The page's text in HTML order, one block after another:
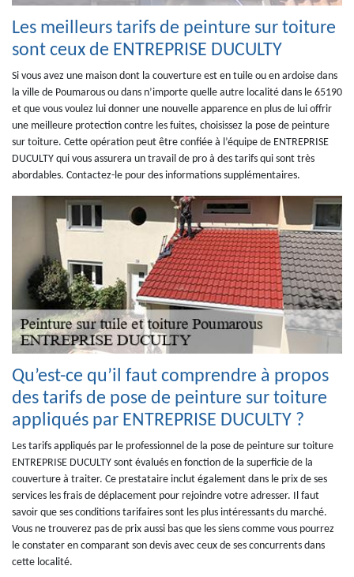
Les meilleurs tarifs de peinture sur toiture
sont ceux de ENTREPRISE DUCULTY
Si vous avez une maison dont la couverture est en tuile ou en ardoise dans
la ville de Poumarous ou dans n’importe quelle autre localité dans le 65190
et que vous voulez lui donner une nouvelle apparence en plus de lui offrir
une meilleure protection contre les fuites, choisissez la pose de peinture
sur toiture. Cette opération peut être confiée à l’équipe de ENTREPRISE
DUCULTY qui vous assurera un travail de pro à des tarifs qui sont très
abordables. Contactez-le pour des informations supplémentaires.
Qu’est-ce qu’il faut comprendre à propos
des tarifs de pose de peinture sur toiture
appliqués par ENTREPRISE DUCULTY ?
Les tarifs appliqués par le professionnel de la pose de peinture sur toiture
ENTREPRISE DUCULTY sont évalués en fonction de la superficie de la
couverture à traiter. Ce prestataire inclut également dans le prix de ses
services les frais de déplacement pour rejoindre votre adresser. Il faut
savoir que ses conditions tarifaires sont les plus intéressants du marché.
Vous ne trouverez pas de prix aussi bas que les siens comme vous pourrez
le constater en comparant son devis avec ceux de ses concurrents dans
cette localité.